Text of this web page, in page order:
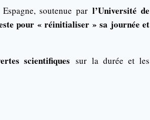
soutenue parl’Université de
pour « réinitialiser » sa journée et
scientifiques sur la durée et les